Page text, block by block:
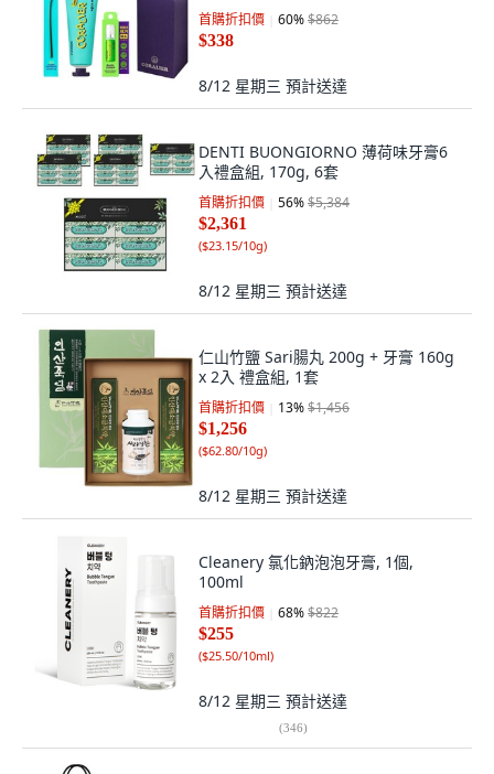
首購折扣價 60%$862
$338
8/12 星期三 預計送達
DENTI BUONGIORNO 薄荷味牙膏6
入禮盒組, 170g, 6套
首購折扣價 56%$5,384
$2,361
($23.15/10g)
8/12 星期三 預計送達
仁山竹鹽 Sari腸丸 200g + 牙膏 160g
x 2入 禮盒組, 1套
首購折扣價 13%$1,456
$1,256
($62.80/10g)
8/12 星期三 預計送達
Cleanery 氯化鈉泡泡牙膏, 1個,
100ml
首購折扣價 68%$822
$255
($25.50/10ml)
8/12 星期三 預計送達
(346)